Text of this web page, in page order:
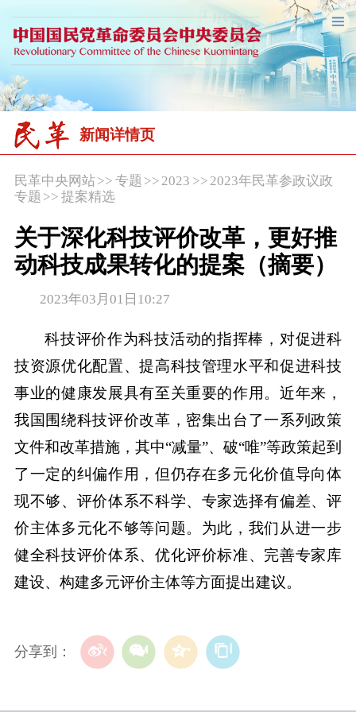
新闻详情页
民革中央网站>> 专题 >>2023 >>2023年民革参政议政
专题 >> 提案精选
关于深化科技评价改革，更好推
动科技成果转化的提案（摘要）
2023年03月01日10:27
科技评价作为科技活动的指挥棒，对促进科
技资源优化配置、提高科技管理水平和促进科技
事业的健康发展具有至关重要的作用。近年来，
我国围绕科技评价改革，密集出台了一系列政策
文件和改革措施，其中“减量”、破“唯”等政策起到
了一定的纠偏作用，但仍存在多元化价值导向体
现不够、评价体系不科学、专家选择有偏差、评
价主体多元化不够等问题。为此，我们从进一步
健全科技评价体系、优化评价标准、完善专家库
建设、构建多元评价主体等方面提出建议。
分享到：